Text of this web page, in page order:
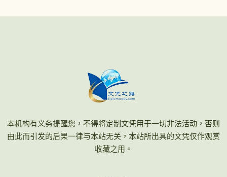
本机构有义务提醒您，不得将定制文凭用于一切非法活动，否则
由此而引发的后果一律与本站无关，本站所出具的文凭仅作观赏
收藏之用。